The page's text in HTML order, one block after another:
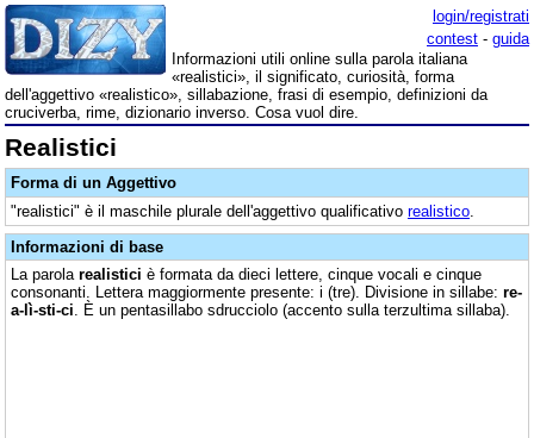
login/registrati
contest - guida
Informazioni utili online sulla parola italiana
«realistici», il significato, curiosità, forma
dell'aggettivo «realistico», sillabazione, frasi di esempio, definizioni da
cruciverba, rime, dizionario inverso. Cosa vuol dire.
Realistici
Forma di un Aggettivo
"realistici" è il maschile plurale dell'aggettivo qualificativo realistico
Informazioni di base
La parola realistici è formata da dieci lettere, cinque vocali e cinque
consonanti. Lettera maggiormente presente: i (tre). Divisione in sillabe: re-
a-lì-sti-ci . È un pentasillabo sdrucciolo (accento sulla terzultima sillaba).